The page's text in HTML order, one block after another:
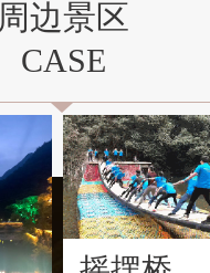
周边景区
CASE